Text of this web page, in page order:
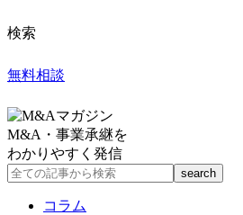
検索
無料相談
M&A・事業承継を
わかりやすく発信
コラム